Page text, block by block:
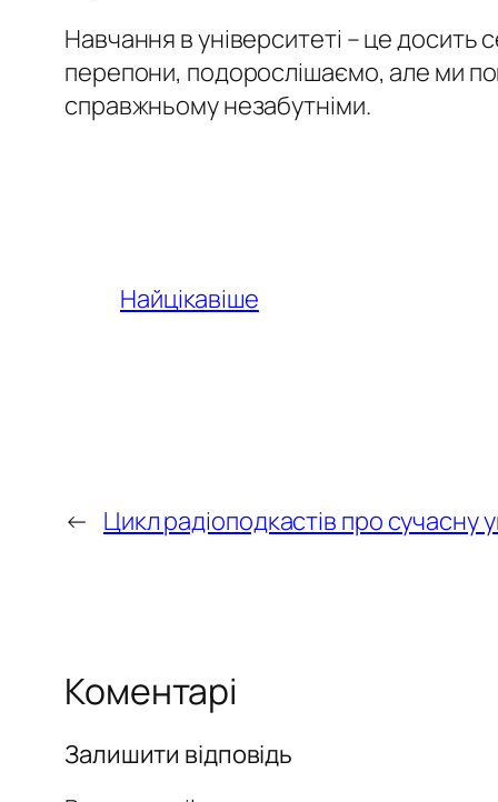
Навчання в університеті –це досить
перепони, подорослішаємо, але ми
справжньому незабутніми.
Найцікавіше
← Цикл радіоподкастів про сучасну
Коментарі
Залишити відповідь